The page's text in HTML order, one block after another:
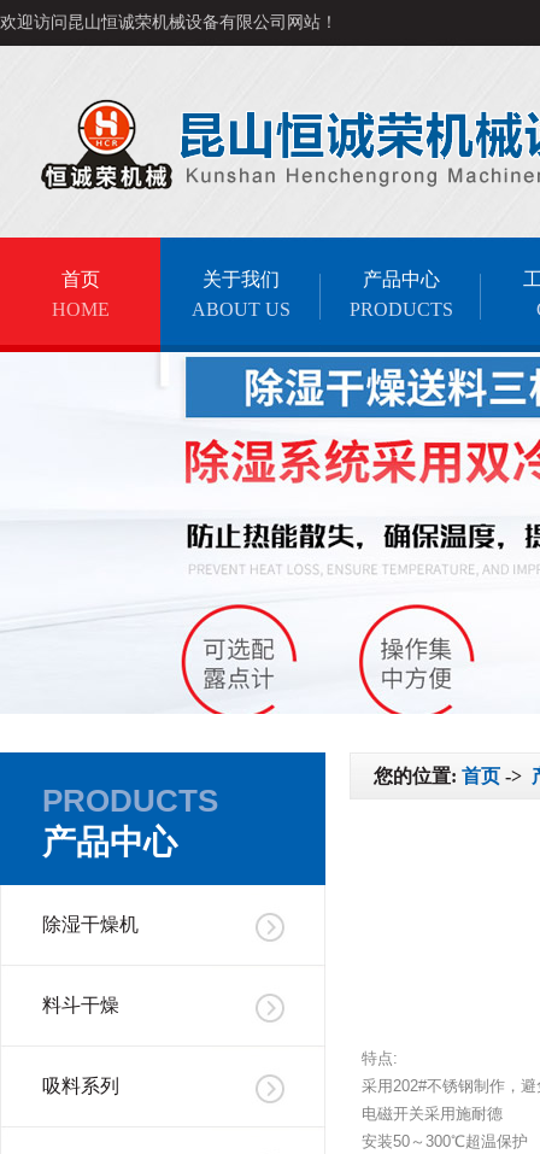
欢迎访问昆山恒诚荣机械设备有限公司网站！
首页
HOME
关于我们
ABOUT US
产品中心
PRODUCTS
PRODUCTS
产品中心
除湿干燥机
料斗干燥
吸料系列
您的位置: 首页 ->
特点:
采用202#不锈钢制作，
电磁开关采用施耐德
安装50～300℃超温保护